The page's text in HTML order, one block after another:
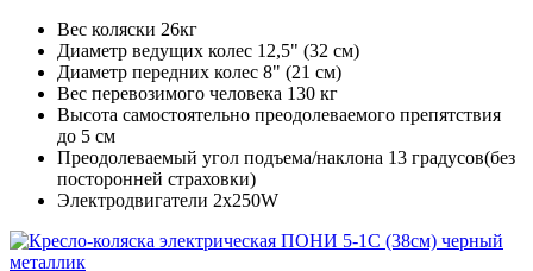
Вес коляски 26кг
Диаметр ведущих колес 12,5" (32 см)
Диаметр передних колес 8" (21 см)
Вес перевозимого человека 130 кг
Высота самостоятельно преодолеваемого препятствия
до 5 см
Преодолеваемый угол подъема/наклона 13 градусов(без
посторонней страховки)
Электродвигатели 2х250W